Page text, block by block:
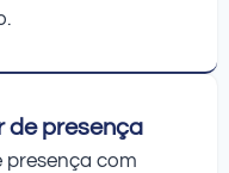
de presença
presença com